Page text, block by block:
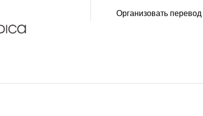
Организовать